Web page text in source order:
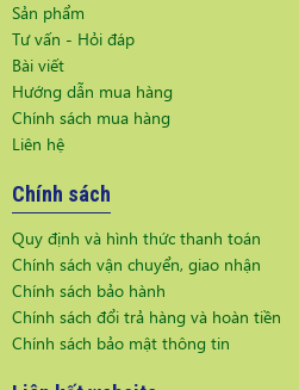
Sản phẩm
Tư vấn - Hỏi đáp
Bài viết
Hướng dẫn mua hàng
Chính sách mua hàng
Liên hệ
Chính sách
Quy định và hình thức thanh toán
Chính sách vận chuyển, giao nhận
Chính sách bảo hành
Chính sách đổi trả hàng và hoàn tiền
Chính sách bảo mật thông tin